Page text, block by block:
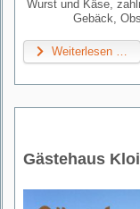
Wurst und Käse,
Gebäck,
Weiterlesen …
Gästehaus